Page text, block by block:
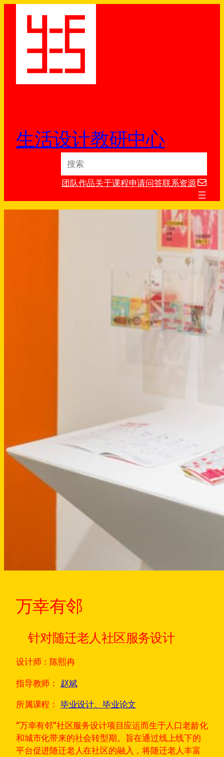
生活设计教研中心
a团队作品关于课程申请问答联系资源电子邮件
万幸有邻
针对随迁老人社区服务设计
设计师：陈熙冉
指导教师： 赵斌
所属课程： 毕业设计、毕业论文
“万幸有邻”社区服务设计项目应运而生于人口老龄化
和城市化带来的社会转型期。旨在通过线上线下的
平台促进随迁老人在社区的融入，将随迁老人丰富